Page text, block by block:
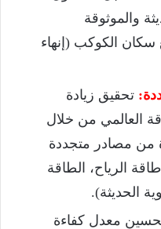
والموثوقة
سكان الكوكب (إنهاء
تحقيق زيادة
العالمي من خلال
من مصادر متجددة
الرياح، الطاقة
الحديثة).
معدل كفاءة